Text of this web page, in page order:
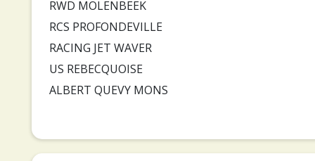
RWD MOLENBEEK
RCS PROFONDEVILLE
RACING JET WAVER
US REBECQUOISE
ALBERT QUEVY MONS